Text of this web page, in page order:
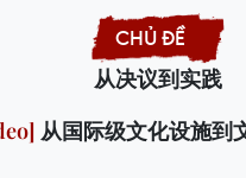
从决议到实践
从国际级文化设施到